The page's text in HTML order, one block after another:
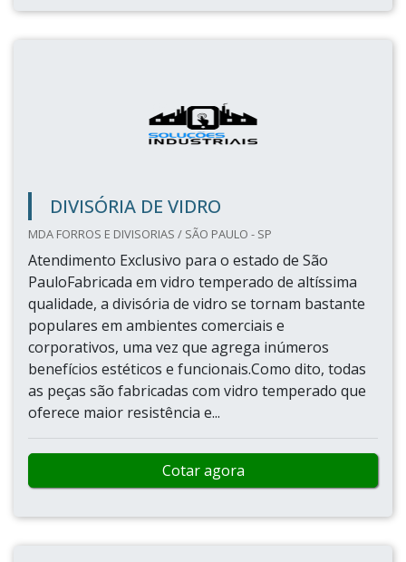
DIVISÓRIA DE VIDRO
MDA FORROS E DIVISORIAS / SÃO PAULO - SP
Atendimento Exclusivo para o estado de São
PauloFabricada em vidro temperado de altíssima
qualidade, a divisória de vidro se tornam bastante
populares em ambientes comerciais e
corporativos, uma vez que agrega inúmeros
benefícios estéticos e funcionais.Como dito, todas
as peças são fabricadas com vidro temperado que
oferece maior resistência e...
Cotar agora